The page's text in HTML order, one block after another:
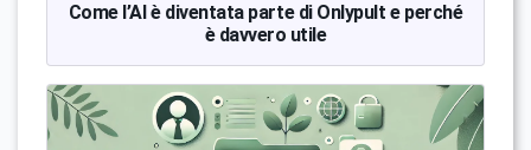
Come l’AI è diventata parte di Onlypult e perché
è davvero utile